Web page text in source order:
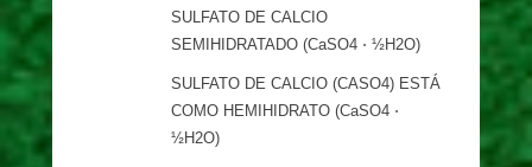
SULFATO DE CALCIO
SEMIHIDRATADO (CaSO4 ⋅ ½H2O)
SULFATO DE CALCIO (CASO4) ESTÁ
COMO HEMIHIDRATO (CaSO4 ⋅
½H2O)